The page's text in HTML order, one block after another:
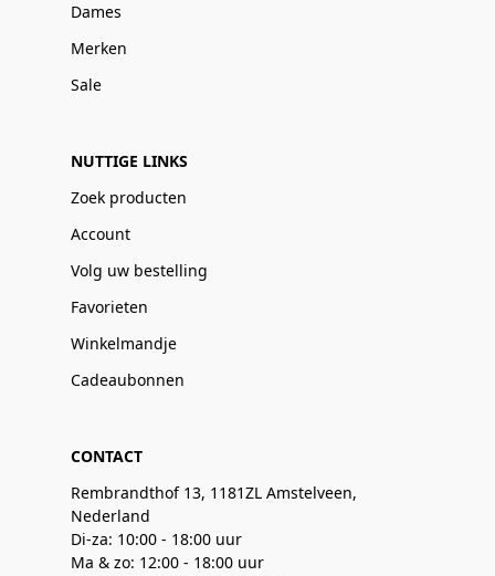
Dames
Merken
Sale
NUTTIGE LINKS
Zoek producten
Account
Volg uw bestelling
Favorieten
Winkelmandje
Cadeaubonnen
CONTACT
Rembrandthof 13, 1181ZL Amstelveen,
Nederland
Di-za: 10:00 - 18:00 uur
Ma & zo: 12:00 - 18:00 uur